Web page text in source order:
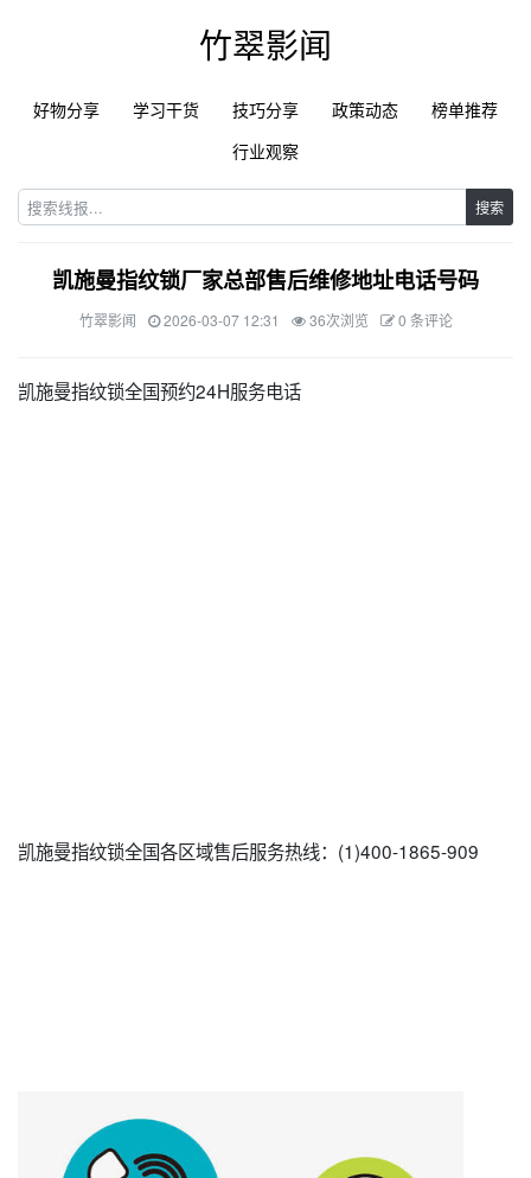
竹翠影闻
好物分享 学习干货 技巧分享 政策动态
榜单推荐
行业观察
搜索
凯施曼指纹锁厂家总部售后维修地址电话号码
竹翠影闻 2026-03-07 12:31 36次浏览 0 条评论
凯施曼指纹锁全国预约24H服务电话
凯施曼指纹锁全国各区域售后服务热线：(1)400-1865-909